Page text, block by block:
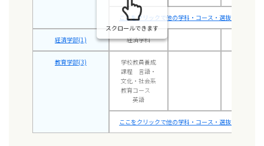
ここをクリックで他の学科・コース・選抜方式も表示
経済学部(1) 経済学科
教育学部(3)
学校教員養成
課程 言語・
文化・社会系
教育コース
英語
ここをクリックで他の学科・コース・選抜方式も表示
スクロールできます